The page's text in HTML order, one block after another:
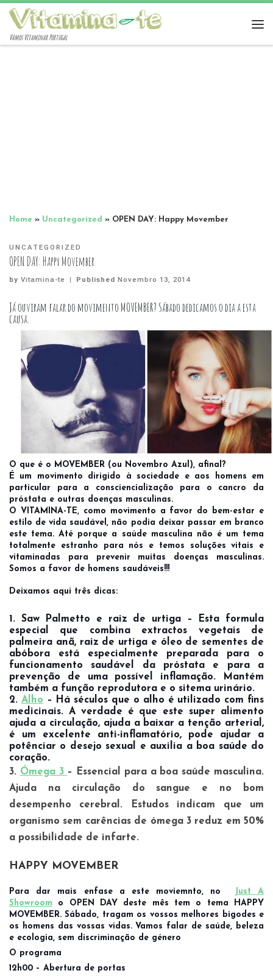
Vamos Vitaminar Portugal
Home » Uncategorized » OPEN DAY: Happy Movember
UNCATEGORIZED
OPEN DAY: Happy Movember
by Vitamina-te | PublishedNovembro 13, 2014
Já ouviram falar do movimento MOVEMBER? Sábado dedicamos o dia a esta
causa.
O que é o MOVEMBER (ou Novembro Azul), afinal?
É um movimento dirigido à sociedade e aos homens em
particular para a consciencialização para o cancro da
próstata e outras doenças masculinas.
O VITAMINA-TE, como movimento a favor do bem-estar e
estilo de vida saudável, não podia deixar passar em branco
este tema. Até porque a saúde masculina não é um tema
totalmente estranho para nós e temos soluções vitais e
vitaminadas para prevenir muitas doenças masculinas.
Somos a favor de homens saudáveis!!!
Deixamos aqui três dicas:
1. Saw Palmetto e raiz de urtiga – Esta formula
especial que combina extractos vegetais de
palmeira anã, raiz de urtiga e óleo de sementes de
abóbora está especialmente preparada para o
funcionamento saudável da próstata e para a
prevenção de uma possível inflamação. Mantém
também a função reprodutora e o sitema urinário.
2. Alho – Há séculos que o alho é utilizado com fins
medicinais. A verdade é que este super alimento
ajuda a circulação, ajuda a baixar a tenção arterial,
é um excelente anti-inflamatório, pode ajudar a
potênciar o desejo sexual e auxilia a boa saúde do
coração.
3. Ómega 3 – Essencial para a boa saúde masculina.
Ajuda na circulação do sangue e no bom
desempenho cerebral. Estudos indicam que um
organismo sem carências de ómega 3 reduz em 50%
a possibilidade de infarte.
HAPPY MOVEMBER
Para dar mais enfase a este moviemnto, no
Just A
Showroom o OPEN DAY deste mês tem o tema HAPPY
MOVEMBER.Sábado, tragam os vossos melhores bigodes e
os homens das vossas vidas. Vamos falar de saúde, beleza
e ecologia, sem discriminação de género
O programa
12h00 – Abertura de portas